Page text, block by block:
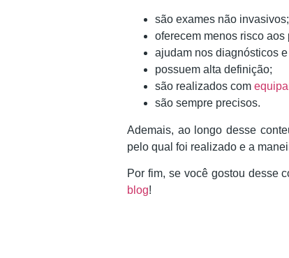
são exames não invasivos;
oferecem menos risco aos
ajudam nos diagnósticos
possuem alta definição;
são realizados com
são sempre precisos.
Ademais, ao longo desse
pelo qual foi realizado e a
Por fim, se você gostou desse
blog!